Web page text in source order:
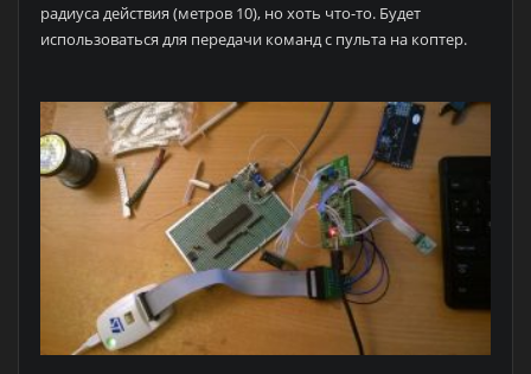
радиуса действия (метров 10), но хоть что-то. Будет
использоваться для передачи команд с пульта на коптер.